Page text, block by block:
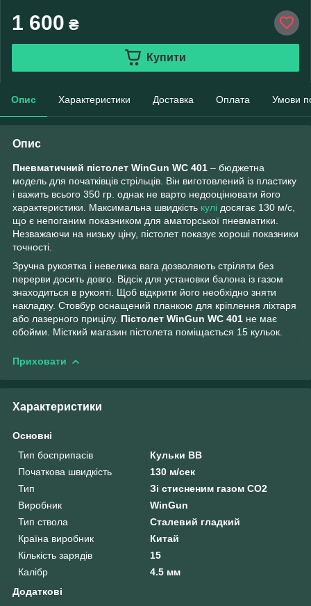
1 600 ₴
Купити
Опис Характеристики Доставка Оплата Умови
Опис
Пневматичний пістолет WinGun WC 401 – бюджетна
модель для початківців стрільців. Він виготовлений із пластику
і важить всього 350 гр. однак не варто недооцінювати його
характеристики. Максимальна швидкість кулі досягає 130 м/c,
що є непоганим показником для аматорської пневматики.
Незважаючи на низьку ціну, пістолет показує хороші показники
точності.
Зручна рукоятка і невелика вага дозволяють стріляти без
перерви досить довго. Відсік для установки балона із газом
знаходиться в рукояті. Щоб відкрити його необхідно зняти
накладку. Стовбур оснащений планкою для кріплення ліхтаря
або лазерного прицілу. Пістолет WinGun WC 401 не має
обойми. Місткий магазин пістолета поміщається 15 кульок.
Приховати
Характеристики
Основні
Тип боєприпасів
Кульки BB
Початкова швидкість
130 м/сек
Тип
Зі стисненим газом СО2
Виробник
WinGun
Тип ствола
Сталевий гладкий
Країна виробник
Китай
Кількість зарядів
15
Калібр
4.5 мм
Додаткові